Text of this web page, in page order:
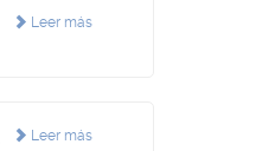
Leer más
Leer más